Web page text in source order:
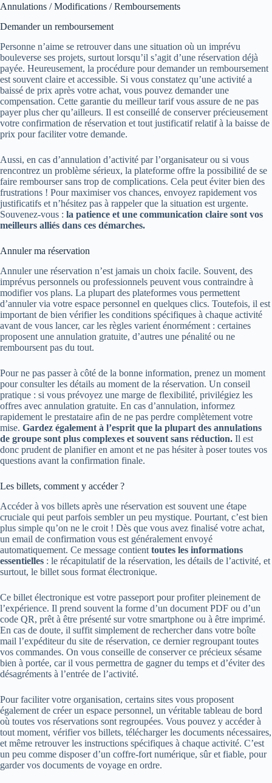
Annulations / Modifications / Remboursements
Demander un remboursement
Personne n’aime se retrouver dans une situation où un imprévu
bouleverse ses projets, surtout lorsqu’il s’agit d’une réservation déjà
payée. Heureusement, la procédure pour demander un remboursement
est souvent claire et accessible. Si vous constatez qu’une activité a
baissé de prix après votre achat, vous pouvez demander une
compensation. Cette garantie du meilleur tarif vous assure de ne pas
payer plus cher qu’ailleurs. Il est conseillé de conserver précieusement
votre confirmation de réservation et tout justificatif relatif à la baisse de
prix pour faciliter votre demande.
Aussi, en cas d’annulation d’activité par l’organisateur ou si vous
rencontrez un problème sérieux, la plateforme offre la possibilité de se
faire rembourser sans trop de complications. Cela peut éviter bien des
frustrations ! Pour maximiser vos chances, envoyez rapidement vos
justificatifs et n’hésitez pas à rappeler que la situation est urgente.
Souvenez-vous : la patience et une communication claire sont vos
meilleurs alliés dans ces démarches.
Annuler ma réservation
Annuler une réservation n’est jamais un choix facile. Souvent, des
imprévus personnels ou professionnels peuvent vous contraindre à
modifier vos plans. La plupart des plateformes vous permettent
d’annuler via votre espace personnel en quelques clics. Toutefois, il est
important de bien vérifier les conditions spécifiques à chaque activité
avant de vous lancer, car les règles varient énormément : certaines
proposent une annulation gratuite, d’autres une pénalité ou ne
remboursent pas du tout.
Pour ne pas passer à côté de la bonne information, prenez un moment
pour consulter les détails au moment de la réservation. Un conseil
pratique : si vous prévoyez une marge de flexibilité, privilégiez les
offres avec annulation gratuite. En cas d’annulation, informez
rapidement le prestataire afin de ne pas perdre complètement votre
mise. Gardez également à l’esprit que la plupart des annulations
de groupe sont plus complexes et souvent sans réduction. Il est
donc prudent de planifier en amont et ne pas hésiter à poser toutes vos
questions avant la confirmation finale.
Les billets, comment y accéder ?
Accéder à vos billets après une réservation est souvent une étape
cruciale qui peut parfois sembler un peu mystique. Pourtant, c’est bien
plus simple qu’on ne le croit ! Dès que vous avez finalisé votre achat,
un email de confirmation vous est généralement envoyé
automatiquement. Ce message contient toutes les informations
essentielles : le récapitulatif de la réservation, les détails de l’activité, et
surtout, le billet sous format électronique.
Ce billet électronique est votre passeport pour profiter pleinement de
l’expérience. Il prend souvent la forme d’un document PDF ou d’un
code QR, prêt à être présenté sur votre smartphone ou à être imprimé.
En cas de doute, il suffit simplement de rechercher dans votre boîte
mail l’expéditeur du site de réservation, ce dernier regroupant toutes
vos commandes. On vous conseille de conserver ce précieux sésame
bien à portée, car il vous permettra de gagner du temps et d’éviter des
désagréments à l’entrée de l’activité.
Pour faciliter votre organisation, certains sites vous proposent
également de créer un espace personnel, un véritable tableau de bord
où toutes vos réservations sont regroupées. Vous pouvez y accéder à
tout moment, vérifier vos billets, télécharger les documents nécessaires,
et même retrouver les instructions spécifiques à chaque activité. C’est
un peu comme disposer d’un coffre-fort numérique, sûr et fiable, pour
garder vos documents de voyage en ordre.